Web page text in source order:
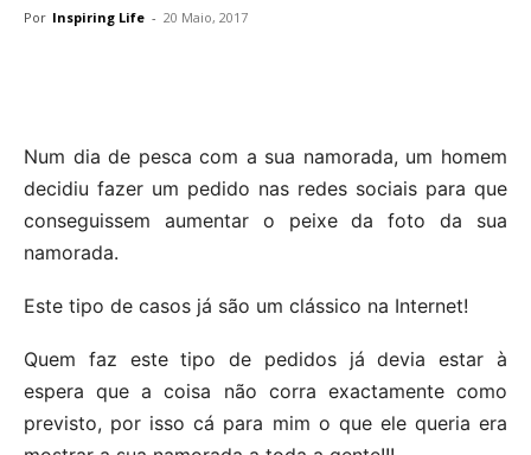
Por Inspiring Life - 20 Maio, 2017
Num dia de pesca com a sua namorada, um homem
decidiu fazer um pedido nas redes sociais para que
conseguissem aumentar o peixe da foto da sua
namorada.
Este tipo de casos já são um clássico na Internet!
Quem faz este tipo de pedidos já devia estar à
espera que a coisa não corra exactamente como
previsto, por isso cá para mim o que ele queria era